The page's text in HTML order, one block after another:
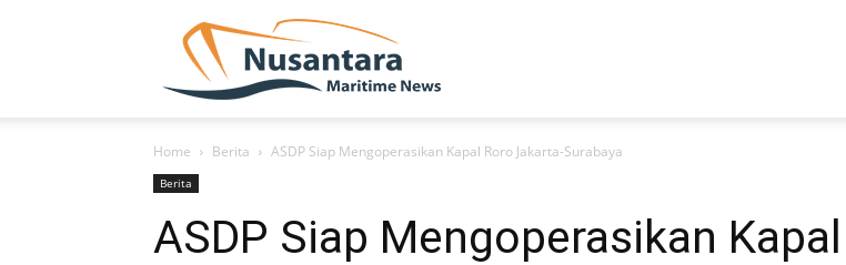
Home Berita ASDP Siap Mengoperasikan Kapal Roro Jakarta-Surabaya
Berita
ASDP Siap Mengoperasikan